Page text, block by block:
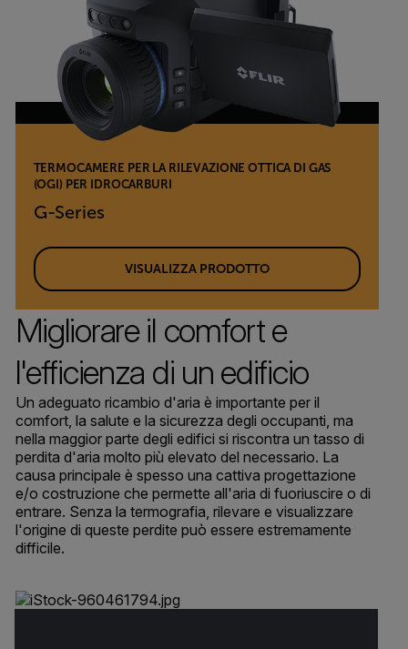
TERMOCAMERE PER LA RILEVAZIONE OTTICA DI GAS
(OGI) PER IDROCARBURI
G-Series
VISUALIZZA PRODOTTO
Migliorare il comfort e
l'efficienza di un edificio
Un adeguato ricambio d'aria è importante per il
comfort, la salute e la sicurezza degli occupanti, ma
nella maggior parte degli edifici si riscontra un tasso di
perdita d'aria molto più elevato del necessario. La
causa principale è spesso una cattiva progettazione
e/o costruzione che permette all'aria di fuoriuscire o di
entrare. Senza la termografia, rilevare e visualizzare
l'origine di queste perdite può essere estremamente
difficile.